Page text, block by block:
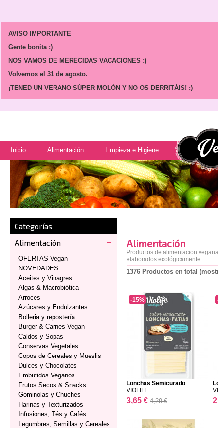
AVISO IMPORTANTE
Gente bonita :)
NOS VAMOS DE MERECIDAS VACACIONES :)
Volvemos el 31 de agosto.
¡TENED UN VERANO SÚPER MOLÓN Y NO OS DERRITÁIS! :)
Inicio Alimentación Limpieza e Higiene
Categorías
Alimentación
OFERTAS Vegan
NOVEDADES
Aceites y Vinagres
Algas & Macrobiótica
Arroces
Azúcares y Endulzantes
Bolleria y repostería
Burger & Carnes Vegan
Caldos y Sopas
Conservas Vegetales
Copos de Cereales y Mueslis
Dulces y Chocolates
Embutidos Veganos
Frutos Secos & Snacks
Gominolas y Chuches
Harinas y Texturizados
Infusiones, Tés y Cafés
Legumbres, Semillas y Cereales
Alimentación
Productos de alimentación
elaborados ecológicamente.
1376 Productos en total
Lonchas Semicurado
VIOLIFE
3,65 € 4,29 €
-15%